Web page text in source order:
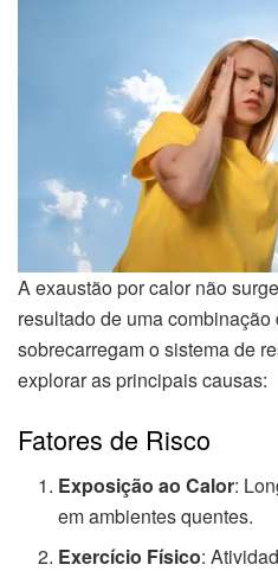
A exaustão por calor não
resultado de uma combinação
sobrecarregam o sistema de
explorar as principais causas:
Fatores de Risco
Exposição ao Calor:
em ambientes quentes.
Exercício Físico: